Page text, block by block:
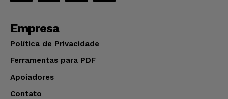
Empresa
Política de Privacidade
Ferramentas para PDF
Apoiadores
Contato